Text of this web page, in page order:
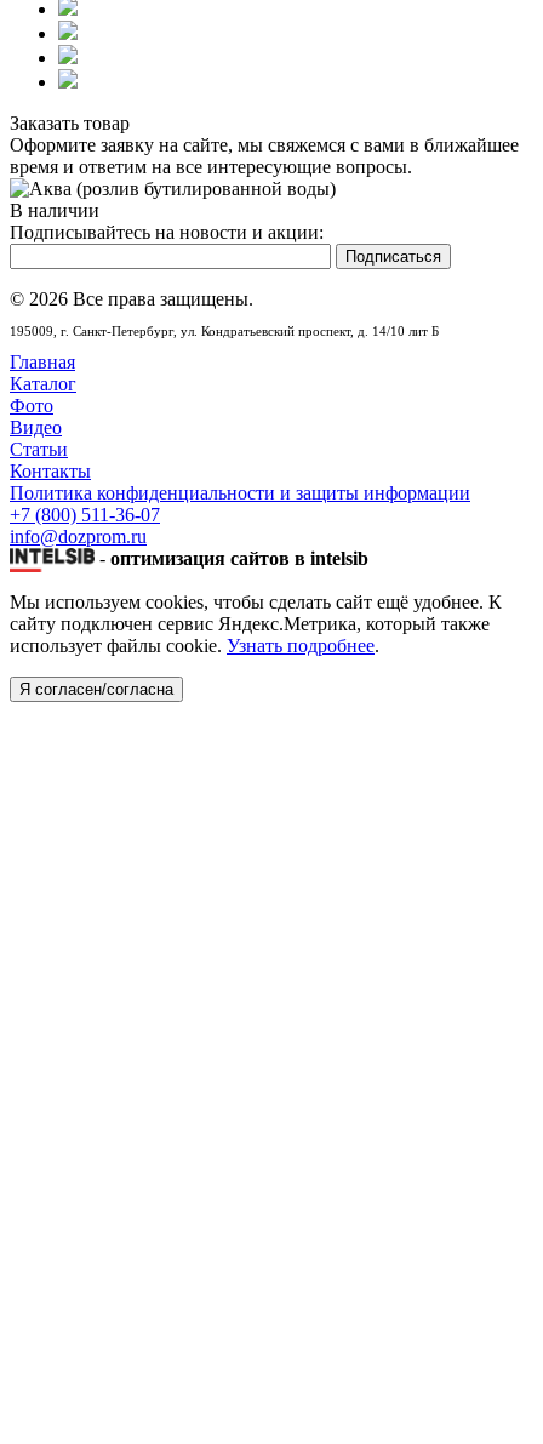
Заказать товар
Оформите заявку на сайте, мы свяжемся с вами в ближайшее
время и ответим на все интересующие вопросы.
В наличии
Подписывайтесь на новости и акции:
© 2026 Все права защищены.
195009, г. Санкт-Петербург, ул. Кондратьевский проспект, д. 14/10 лит Б
Главная
Каталог
Фото
Видео
Статьи
Контакты
Политика конфиденциальности и защиты информации
+7 (800) 511-36-07
info@dozprom.ru
- оптимизация сайтов в intelsib
Мы используем cookies, чтобы сделать сайт ещё удобнее. К
сайту подключен сервис Яндекс.Метрика, который также
использует файлы cookie. Узнать подробнее.
Я согласен/согласна